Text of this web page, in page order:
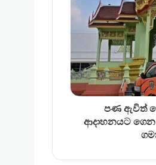
ණ
වි
පෙ
ටි
ටි
ය
ක
පණ ඇවිත්
ආදාහනයට